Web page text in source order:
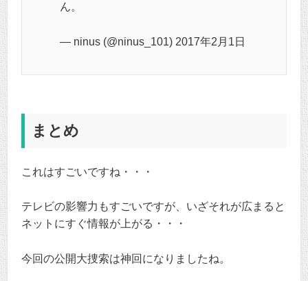
ん。
— ninus (@ninus_101) 2017年2月1日
まとめ
これはすごいですね・・・
テレビの影響力もすごいですが、いざそれが広まると
ネットにすぐ情報が上がる・・・
今回の公開大捜索は神回になりましたね。